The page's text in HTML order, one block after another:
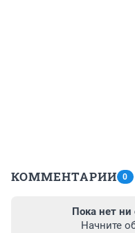
КОММЕНТАРИИ 0
Пока нет ни
Начните